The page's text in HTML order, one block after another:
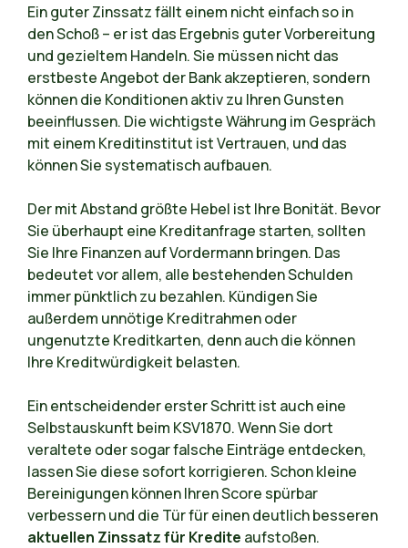
Ein guter Zinssatz fällt einem nicht einfach so in
den Schoß – er ist das Ergebnis guter Vorbereitung
und gezieltem Handeln. Sie müssen nicht das
erstbeste Angebot der Bank akzeptieren, sondern
können die Konditionen aktiv zu Ihren Gunsten
beeinflussen. Die wichtigste Währung im Gespräch
mit einem Kreditinstitut ist Vertrauen, und das
können Sie systematisch aufbauen.
Der mit Abstand größte Hebel ist Ihre Bonität. Bevor
Sie überhaupt eine Kreditanfrage starten, sollten
Sie Ihre Finanzen auf Vordermann bringen. Das
bedeutet vor allem, alle bestehenden Schulden
immer pünktlich zu bezahlen. Kündigen Sie
außerdem unnötige Kreditrahmen oder
ungenutzte Kreditkarten, denn auch die können
Ihre Kreditwürdigkeit belasten.
Ein entscheidender erster Schritt ist auch eine
Selbstauskunft beim KSV1870. Wenn Sie dort
veraltete oder sogar falsche Einträge entdecken,
lassen Sie diese sofort korrigieren. Schon kleine
Bereinigungen können Ihren Score spürbar
verbessern und die Tür für einen deutlich besseren
aktuellen Zinssatz für Kredite aufstoßen.